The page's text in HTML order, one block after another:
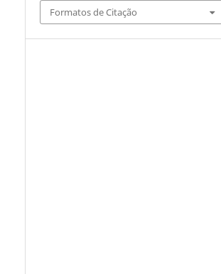
Formatos de Citação